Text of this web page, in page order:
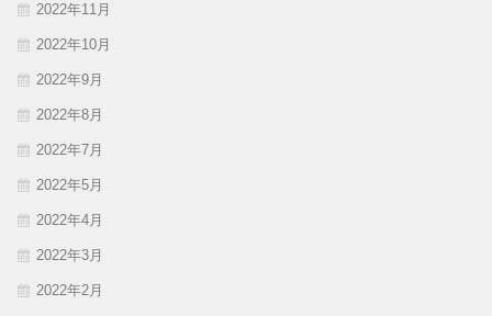
2022年11月
2022年10月
2022年9月
2022年8月
2022年7月
2022年5月
2022年4月
2022年3月
2022年2月